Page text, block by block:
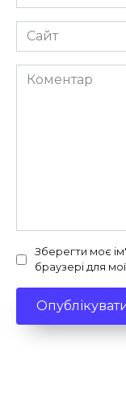
*
Сайт
Коментар
Зберегти моє
браузері для